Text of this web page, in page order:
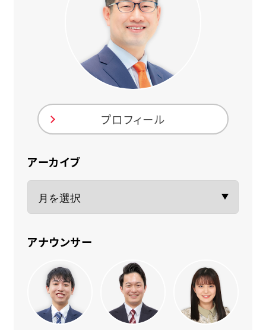
プロフィール
アーカイブ
アナウンサー